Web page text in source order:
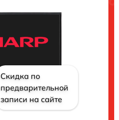
Скидка по
предварительной
записи на сайте